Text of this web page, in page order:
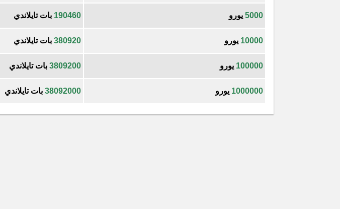
5000 يورو 190460 بات تايلاندي
10000 يورو 380920 بات تايلاندي
100000 يورو 3809200 بات تايلاندي
1000000 يورو 38092000 بات تايلاندي